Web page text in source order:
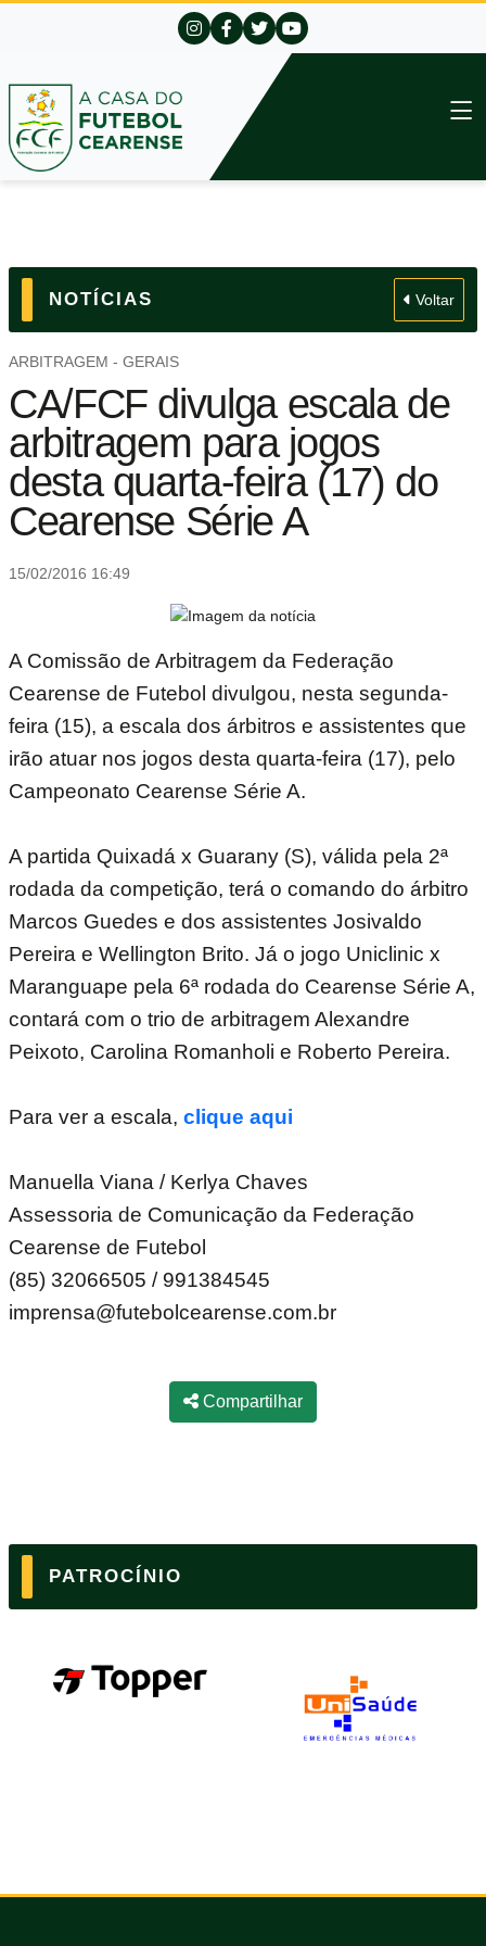
NOTÍCIAS Voltar
ARBITRAGEM - GERAIS
CA/FCF divulga escala de
arbitragem para jogos
desta quarta-feira (17) do
Cearense Série A
15/02/2016 16:49
A Comissão de Arbitragem da Federação
Cearense de Futebol divulgou, nesta segunda-
feira (15), a escala dos árbitros e assistentes que
irão atuar nos jogos desta quarta-feira (17), pelo
Campeonato Cearense Série A.
A partida Quixadá x Guarany (S), válida pela 2ª
rodada da competição, terá o comando do árbitro
Marcos Guedes e dos assistentes Josivaldo
Pereira e Wellington Brito. Já o jogo Uniclinic x
Maranguape pela 6ª rodada do Cearense Série A,
contará com o trio de arbitragem Alexandre
Peixoto, Carolina Romanholi e Roberto Pereira.
Para ver a escala, clique aqui
Manuella Viana / Kerlya Chaves
Assessoria de Comunicação da Federação
Cearense de Futebol
(85) 32066505 / 991384545
imprensa@futebolcearense.com.br
Compartilhar
PATROCÍNIO